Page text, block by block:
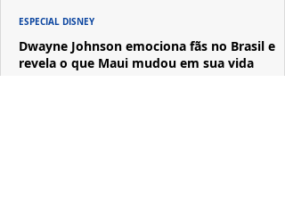
Dwayne Johnson emociona fãs no Brasil e
revela o que Maui mudou em sua vida
ESPECIAL DISNEY